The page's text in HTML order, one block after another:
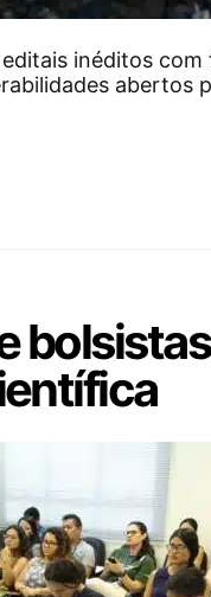
inéditos com
abertos